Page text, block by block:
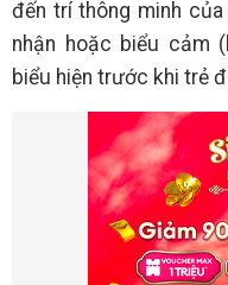
đến trí thông minh
nhận hoặc biểu cảm
biểu hiện trước khi trẻ